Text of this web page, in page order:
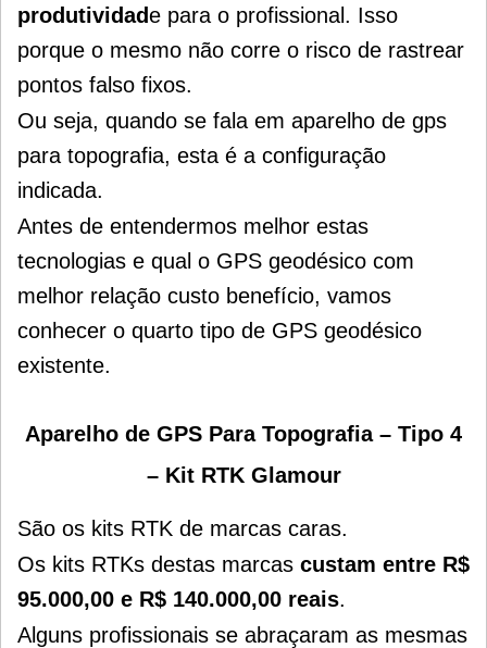
produtividade para o profissional. Isso
porque o mesmo não corre o risco de rastrear
pontos falso fixos.
Ou seja, quando se fala em aparelho de gps
para topografia, esta é a configuração
indicada.
Antes de entendermos melhor estas
tecnologias e qual o GPS geodésico com
melhor relação custo benefício, vamos
conhecer o quarto tipo de GPS geodésico
existente.
Aparelho de GPS Para Topografia – Tipo 4
– Kit RTK Glamour
São os kits RTK de marcas caras.
Os kits RTKs destas marcas custam entre R$
95.000,00 e R$ 140.000,00 reais.
Alguns profissionais se abraçaram as mesmas